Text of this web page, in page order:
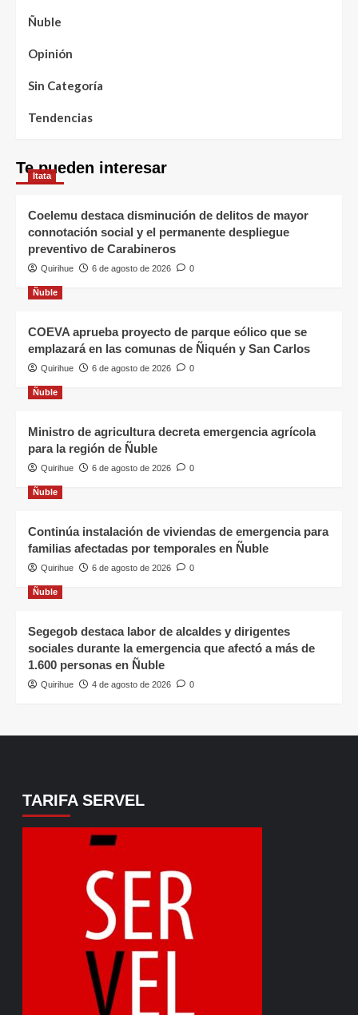
Ñuble
Opinión
Sin Categoría
Tendencias
Te pueden interesar
Itata
Coelemu destaca disminución de delitos de mayor
connotación social y el permanente despliegue
preventivo de Carabineros
Quirihue 6 de agosto de 2026 0
Ñuble
COEVA aprueba proyecto de parque eólico que se
emplazará en las comunas de Ñiquén y San Carlos
Quirihue 6 de agosto de 2026 0
Ñuble
Ministro de agricultura decreta emergencia agrícola
para la región de Ñuble
Quirihue 6 de agosto de 2026 0
Ñuble
Continúa instalación de viviendas de emergencia para
familias afectadas por temporales en Ñuble
Quirihue 6 de agosto de 2026 0
Ñuble
Segegob destaca labor de alcaldes y dirigentes
sociales durante la emergencia que afectó a más de
1.600 personas en Ñuble
Quirihue 4 de agosto de 2026 0
TARIFA SERVEL